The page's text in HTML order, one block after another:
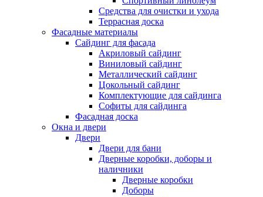
Средства для очистки и ухода
Террасная доска
Фасадные материалы
Сайдинг для фасада
Акриловый сайдинг
Виниловый сайдинг
Металлический сайдинг
Цокольный сайдинг
Комплектующие для сайдинга
Софиты для сайдинга
Фасадная доска
Окна и двери
Двери
Двери для бани
Дверные коробки, доборы и
наличники
Дверные коробки
Доборы